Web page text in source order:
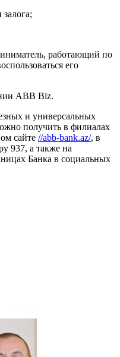
работающий по
его
ABB Biz.
и универсальных
получить в филиалах
сайте //abb-bank.az/, в
937, а также на
Банка в социальных